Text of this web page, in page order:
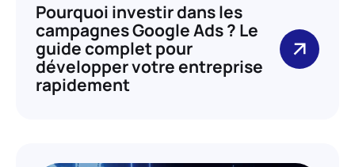
Pourquoi investir dans les
campagnes Google Ads ? Le
guide complet pour
développer votre entreprise
rapidement